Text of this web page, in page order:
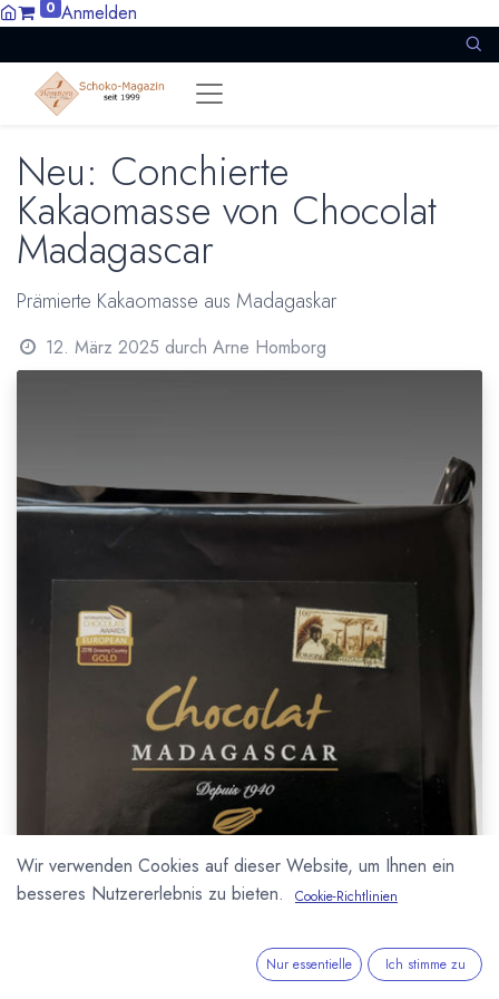
0 Anmelden
Neu: Conchierte
Kakaomasse von Chocolat
Madagascar
Prämierte Kakaomasse aus Madagaskar
12. März 2025 durch Arne Homborg
Wir verwenden Cookies auf dieser Website, um Ihnen ein
besseres Nutzererlebnis zu bieten.
Cookie-Richtlinien
Nur essentielle Ich stimme zu